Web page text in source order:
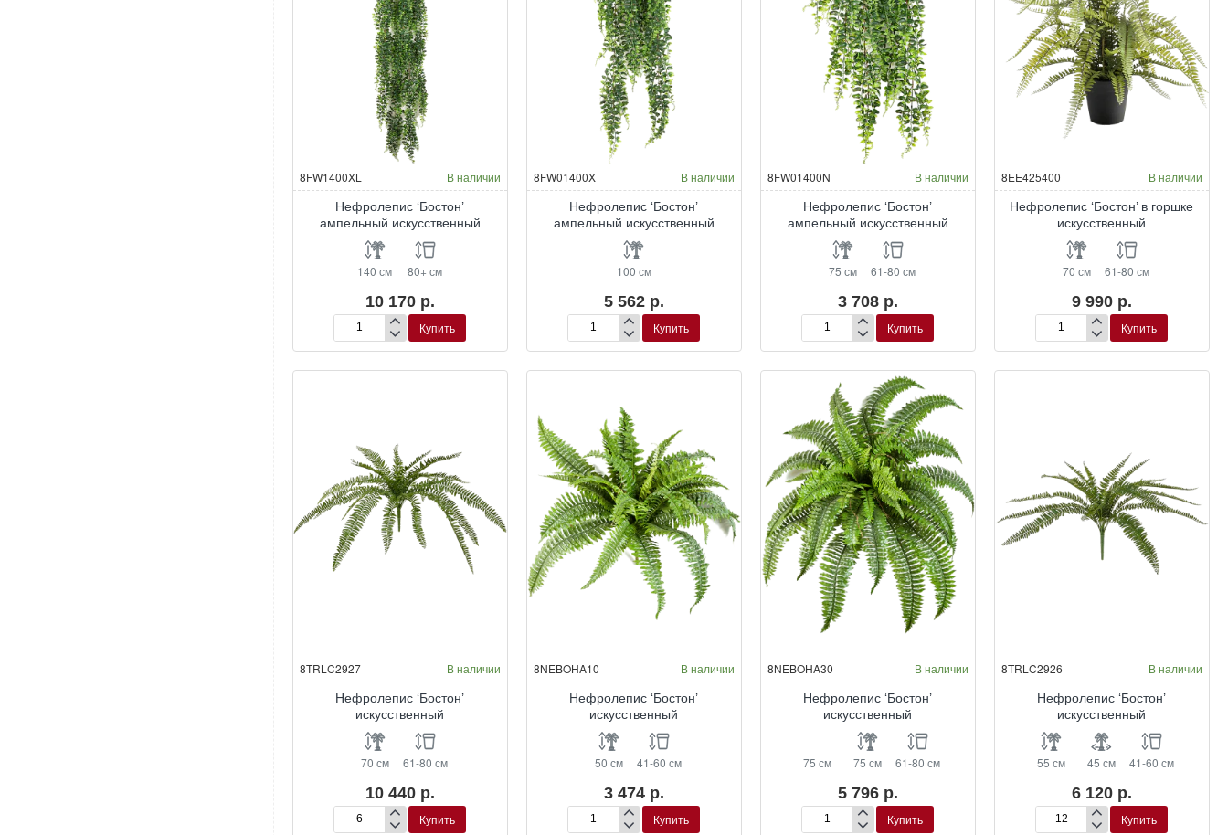
8FW1400XL В наличии
Нефролепис ‘Бостон’
ампельный искусственный
140 см 80+ см
10 170 р.
Нефролепис
‘Бостон’
ампельный
Купить
8FW01400X В наличии
Нефролепис ‘Бостон’
ампельный искусственный
100 см
5 562 р.
Нефролепис
‘Бостон’
ампельный
Купить
8FW01400N В наличии
Нефролепис ‘Бостон’
ампельный искусственный
75 см 61-80 см
3 708 р.
Нефролепис
‘Бостон’
ампельный
искусственный
Купить
8EE425400 В наличии
Нефролепис ‘Бостон’ в горшке
искусственный
70 см 61-80 см
9 990 р.
Нефролепис
‘Бостон’
в
Купить
8TRLC2927 В наличии
Нефролепис ‘Бостон’
искусственный
70 см 61-80 см
10 440 р.
Нефролепис Купить
8NEBOHA10 В наличии
Нефролепис ‘Бостон’
искусственный
50 см 41-60 см
3 474 р.
Нефролепис Купить
8NEBOHA30 В наличии
Нефролепис ‘Бостон’
искусственный
75 см 75 см 61-80 см
5 796 р.
Нефролепис Купить
8TRLC2926 В наличии
Нефролепис ‘Бостон’
искусственный
55 см 45 см 41-60 см
6 120 р.
Нефролепис Купить